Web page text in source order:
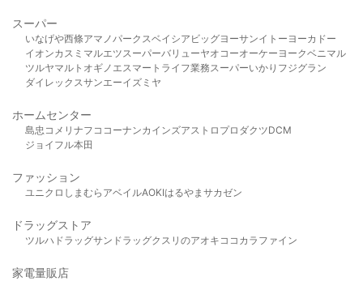
スーパー
いなげや西條アマノパークスベイシア ビッグヨーサンイトーヨーカドー
イオンカスミ マルエツスーパーバリューヤオコーオーケー ヨークベニマル
ツルヤマルト オギノ エスマート ライフ業務スーパーいかり フジグラン
ダイレックスサンエーイズミヤ
ホームセンター
島忠 コメリ ナフコ コーナンカインズアストロプロダクツDCM
ジョイフル本田
ファッション
ユニクロ しまむら アベイルAOKIはるやま サカゼン
ドラッグストア
ツルハドラッグサンドラッグクスリのアオキ ココカラファイン
家電量販店